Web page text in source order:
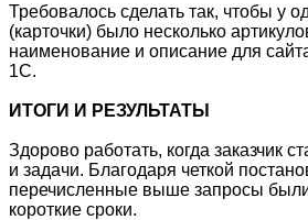
Требовалось сделать так, чтобы у
(карточки) было несколько
наименование и описание для
1С.
ИТОГИ И РЕЗУЛЬТАТЫ
Здорово работать, когда заказчик
и задачи. Благодаря четкой
перечисленные выше запросы
короткие сроки.